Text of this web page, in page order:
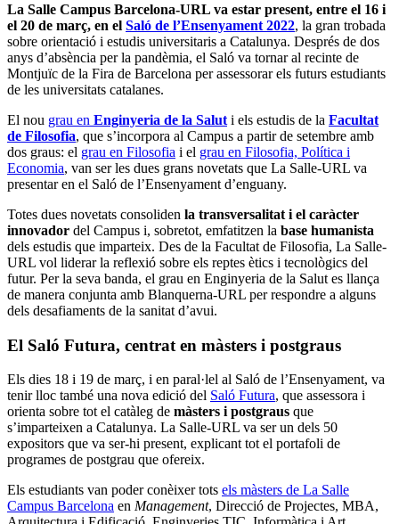
La Salle Campus Barcelona-URL va estar present, entre el 16 i
el 20 de març, en el Saló de l’Ensenyament 2022, la gran trobada
sobre orientació i estudis universitaris a Catalunya. Després de dos
anys d’absència per la pandèmia, el Saló va tornar al recinte de
Montjuïc de la Fira de Barcelona per assessorar els futurs estudiants
de les universitats catalanes.
El nou grau en Enginyeria de la Salut i els estudis de la Facultat
de Filosofia, que s’incorpora al Campus a partir de setembre amb
dos graus: el grau en Filosofia i el grau en Filosofia, Política i
Economia, van ser les dues grans novetats que La Salle-URL va
presentar en el Saló de l’Ensenyament d’enguany.
Totes dues novetats consoliden la transversalitat i el caràcter
innovador del Campus i, sobretot, emfatitzen la base humanista
dels estudis que imparteix. Des de la Facultat de Filosofia, La Salle-
URL vol liderar la reflexió sobre els reptes ètics i tecnològics del
futur. Per la seva banda, el grau en Enginyeria de la Salut es llança
de manera conjunta amb Blanquerna-URL per respondre a alguns
dels desafiaments de la sanitat d’avui.
El Saló Futura, centrat en màsters i postgraus
Els dies 18 i 19 de març, i en paral·lel al Saló de l’Ensenyament, va
tenir lloc també una nova edició del Saló Futura, que assessora i
orienta sobre tot el catàleg de màsters i postgraus que
s’imparteixen a Catalunya. La Salle-URL va ser un dels 50
expositors que va ser-hi present, explicant tot el portafoli de
programes de postgrau que ofereix.
Els estudiants van poder conèixer tots els màsters de La Salle
Campus Barcelona en Management, Direcció de Projectes, MBA,